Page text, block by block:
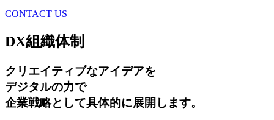
CONTACT US
DX組織体制
クリエイティブなアイデアを
デジタルの力で
企業戦略として具体的に展開します。